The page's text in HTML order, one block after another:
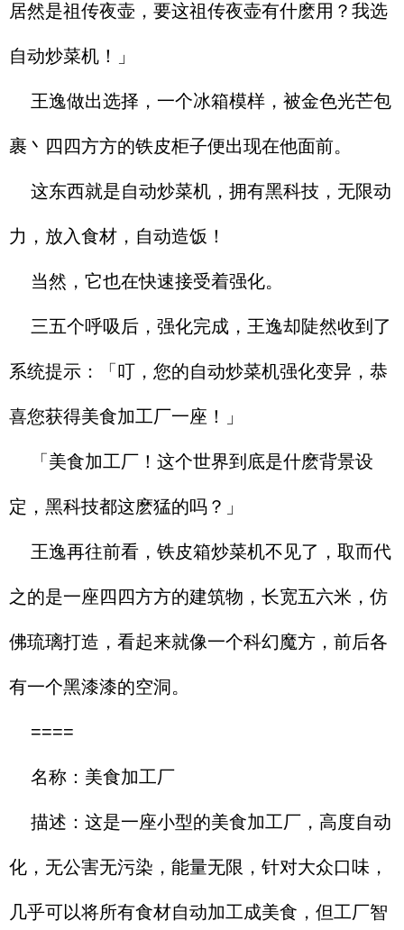
居然是祖传夜壶，要这祖传夜壶有什麽用？我选
自动炒菜机！」
王逸做出选择，一个冰箱模样，被金色光芒包
裹丶四四方方的铁皮柜子便出现在他面前。
这东西就是自动炒菜机，拥有黑科技，无限动
力，放入食材，自动造饭！
当然，它也在快速接受着强化。
三五个呼吸后，强化完成，王逸却陡然收到了
系统提示：「叮，您的自动炒菜机强化变异，恭
喜您获得美食加工厂一座！」
「美食加工厂！这个世界到底是什麽背景设
定，黑科技都这麽猛的吗？」
王逸再往前看，铁皮箱炒菜机不见了，取而代
之的是一座四四方方的建筑物，长宽五六米，仿
佛琉璃打造，看起来就像一个科幻魔方，前后各
有一个黑漆漆的空洞。
====
名称：美食加工厂
描述：这是一座小型的美食加工厂，高度自动
化，无公害无污染，能量无限，针对大众口味，
几乎可以将所有食材自动加工成美食，但工厂智